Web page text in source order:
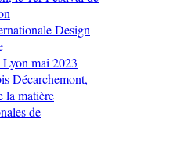
Design
Lyon mai 2023
Décarchemont,
la matière
de